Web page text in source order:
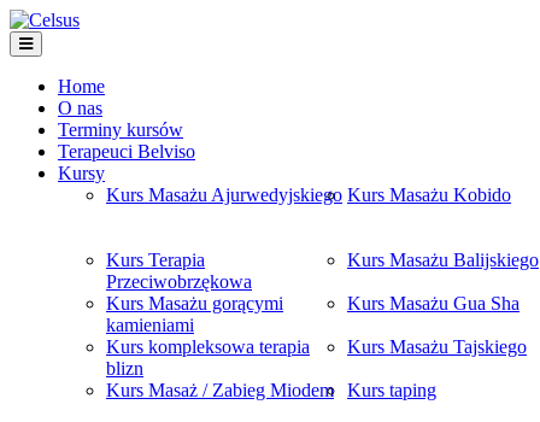
Home
O nas
Terminy kursów
Terapeuci Belviso
Kursy
Kurs Masażu Ajurwedyjskiego Kurs Masażu Kobido
Kurs Terapia
Przeciwobrzękowa
Kurs Masażu Balijskiego
Kurs Masażu gorącymi
kamieniami
Kurs Masażu Gua Sha
Kurs kompleksowa terapia
blizn
Kurs Masażu Tajskiego
Kurs Masaż / Zabieg Miodem Kurs taping